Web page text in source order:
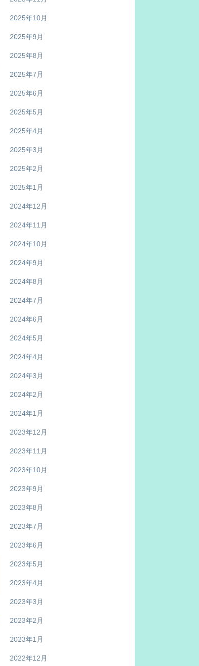
2025年10月
2025年9月
2025年8月
2025年7月
2025年6月
2025年5月
2025年4月
2025年3月
2025年2月
2025年1月
2024年12月
2024年11月
2024年10月
2024年9月
2024年8月
2024年7月
2024年6月
2024年5月
2024年4月
2024年3月
2024年2月
2024年1月
2023年12月
2023年11月
2023年10月
2023年9月
2023年8月
2023年7月
2023年6月
2023年5月
2023年4月
2023年3月
2023年2月
2023年1月
2022年12月